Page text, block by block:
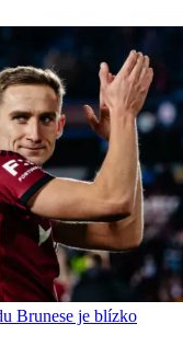
Brunese je blízko